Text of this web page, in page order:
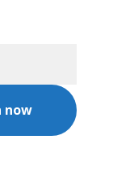
now